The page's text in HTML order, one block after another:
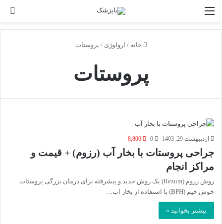
خانه / ارولوژی / پروستات
پروستات
اردیبهشت 29, 1403 0
8,800
جراحی پروستات با بخار آب (رزوم) + قیمت و
مراکز انجام
روش رزوم (Rezum) یک روش جدید و پیشرفته برای درمان بزرگی پروستات
خوش خیم (BPH) با استفاده از بخار آب…
بیشتر بخوانید »